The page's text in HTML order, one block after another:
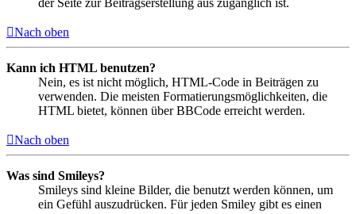
Nach oben
Kann ich HTML benutzen?
Nein, es ist nicht möglich, HTML-Code in Beiträgen zu
verwenden. Die meisten Formatierungsmöglichkeiten, die
HTML bietet, können über BBCode erreicht werden.
Nach oben
Was sind Smileys?
Smileys sind kleine Bilder, die benutzt werden können, um
ein Gefühl auszudrücken. Für jeden Smiley gibt es einen